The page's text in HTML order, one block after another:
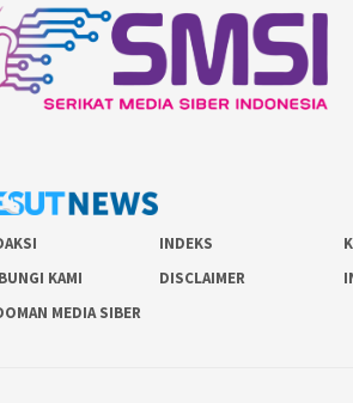
INDEKS
KAMI
DISCLAIMER
MEDIA SIBER